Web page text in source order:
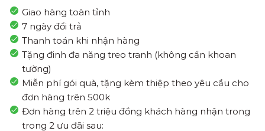
Giao hàng toàn tỉnh
7 ngày đổi trả
Thanh toán khi nhận hàng
Tặng đinh đa năng treo tranh (không cần khoan
tường)
Miễn phí gói quà, tặng kèm thiệp theo yêu cầu cho
đơn hàng trên 500k
Đơn hàng trên 2 triệu đồng khách hàng nhận trong
trong 2 ưu đãi sau: